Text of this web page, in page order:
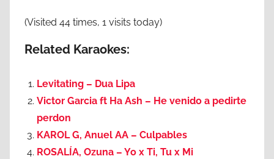
(Visited 44 times, 1 visits today)
Related Karaokes:
Levitating – Dua Lipa
Victor Garcia ft Ha Ash – He venido a pedirte
perdon
KAROL G, Anuel AA – Culpables
ROSALÍA, Ozuna – Yo x Ti, Tu x Mi